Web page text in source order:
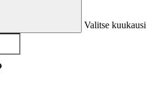
Valitse kuukausi